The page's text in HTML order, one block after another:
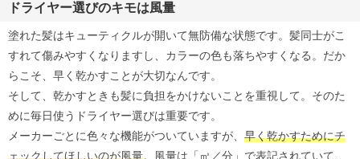
ドライヤー選びのキモは風量
塗れた髪はキューティクルが開いて無防備な状態です。髪同士がこ
すれて傷みやすくなりますし、カラーの色も落ちやすくなる。だか
らこそ、早く乾かすことが大切なんです。
そして、乾かすときも髪に負担をかけないことを重視して。そのた
めに毎日使うドライヤー選びは重要です。
メーカーごとに色々な機能がついていますが、 早く乾かすためにチ
ェックしてほしいのが風量。風量は「㎥／分」で表記されていて、